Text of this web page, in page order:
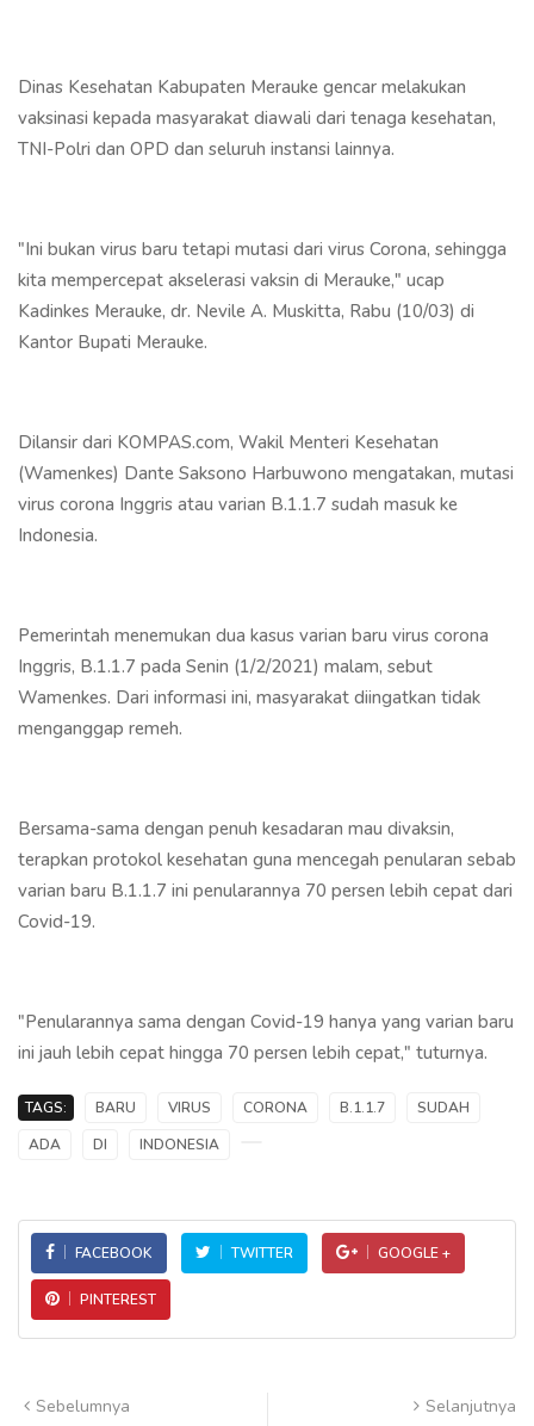
Dinas Kesehatan Kabupaten Merauke gencar melakukan
vaksinasi kepada masyarakat diawali dari tenaga kesehatan,
TNI-Polri dan OPD dan seluruh instansi lainnya.
"Ini bukan virus baru tetapi mutasi dari virus Corona, sehingga
kita mempercepat akselerasi vaksin di Merauke," ucap
Kadinkes Merauke, dr. Nevile A. Muskitta, Rabu (10/03) di
Kantor Bupati Merauke.
Dilansir dari KOMPAS.com, Wakil Menteri Kesehatan
(Wamenkes) Dante Saksono Harbuwono mengatakan, mutasi
virus corona Inggris atau varian B.1.1.7 sudah masuk ke
Indonesia.
Pemerintah menemukan dua kasus varian baru virus corona
Inggris, B.1.1.7 pada Senin (1/2/2021) malam, sebut
Wamenkes. Dari informasi ini, masyarakat diingatkan tidak
menganggap remeh.
Bersama-sama dengan penuh kesadaran mau divaksin,
terapkan protokol kesehatan guna mencegah penularan sebab
varian baru B.1.1.7 ini penularannya 70 persen lebih cepat dari
Covid-19.
"Penularannya sama dengan Covid-19 hanya yang varian baru
ini jauh lebih cepat hingga 70 persen lebih cepat," tuturnya.
TAGS: BARU VIRUS CORONA B.1.1.7
SUDAH
ADA
DI INDONESIA
FACEBOOK TWITTER GOOGLE +
PINTEREST
Sebelumnya Selanjutnya